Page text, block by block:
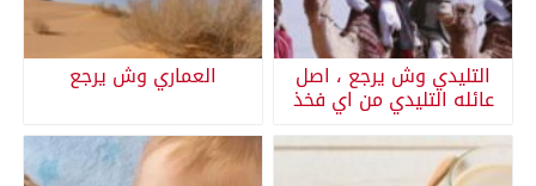
التليدي وش يرجع ، اصل
عائله التليدي من اي فخذ
العماري وش يرجع